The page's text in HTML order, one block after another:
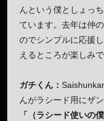
んという僕としょっ
ています。去年は仲
のでシンプルに応援
えるところが楽しみで
ガチくん：
んがラシード用にザ
「（ラシード使いの